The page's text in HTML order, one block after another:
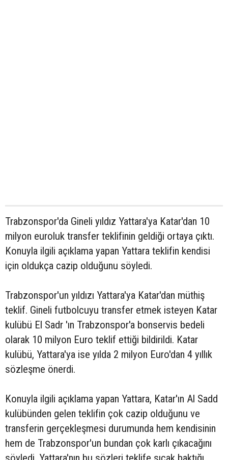
Trabzonspor'da Gineli yıldız Yattara'ya Katar'dan 10
milyon euroluk transfer teklifinin geldiği ortaya çıktı.
Konuyla ilgili açıklama yapan Yattara teklifin kendisi
için oldukça cazip olduğunu söyledi.
Trabzonspor'un yıldızı Yattara'ya Katar'dan müthiş
teklif. Gineli futbolcuyu transfer etmek isteyen Katar
kulübü El Sadr 'ın Trabzonspor'a bonservis bedeli
olarak 10 milyon Euro teklif ettiği bildirildi. Katar
kulübü, Yattara'ya ise yılda 2 milyon Euro'dan 4 yıllık
sözleşme önerdi.
Konuyla ilgili açıklama yapan Yattara, Katar'ın Al Sadd
kulübünden gelen teklifin çok cazip olduğunu ve
transferin gerçekleşmesi durumunda hem kendisinin
hem de Trabzonspor'un bundan çok karlı çıkacağını